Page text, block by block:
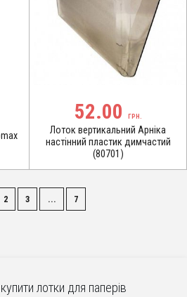
52.00 ГРН.
Лоток вертикальний Арніка
настінний пластик димчастий
(80701)
2 3 ... 7
лотки для паперів